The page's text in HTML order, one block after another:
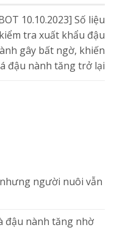
10.10.2023] Số liệu
kiểm tra xuất khẩu đậu
gây bất ngờ, khiến
đậu nành tăng trở lại
người nuôi vẫn
đậu nành tăng nhờ